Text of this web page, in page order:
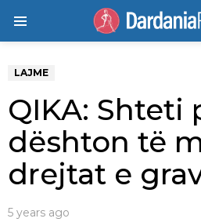
LAJME
QIKA: Shteti
dështon të
drejtat e
5 years ago